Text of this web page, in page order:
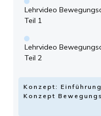
Lehrvideo
Teil 1
Lehrvideo
Teil 2
Konzept:
Konzept